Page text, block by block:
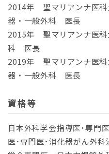
2014年 聖マリアンナ医
器・一般外科 医長
2015年 聖マリアンナ医
科 医長
2019年 聖マリアンナ医
器・一般外科 医長
資格等
日本外科学会指導医･専門
医･専門医･消化器がん外